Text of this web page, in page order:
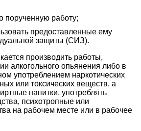
порученную работу;
предоставленные ему
защиты (СИЗ).
производить работы,
алкогольного опьянения либо в
употреблением наркотических
или токсических веществ, а
напитки, употреблять
психотропные или
на рабочем месте или в рабочее